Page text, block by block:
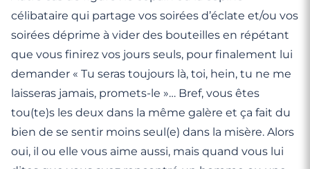
célibataire qui partage vos soirées d’éclate et/ou vos
soirées déprime à vider des bouteilles en répétant
que vous finirez vos jours seuls, pour finalement lui
demander « Tu seras toujours là, toi, hein, tu ne me
laisseras jamais, promets-le »… Bref, vous êtes
tou(te)s les deux dans la même galère et ça fait du
bien de se sentir moins seul(e) dans la misère. Alors
oui, il ou elle vous aime aussi, mais quand vous lui